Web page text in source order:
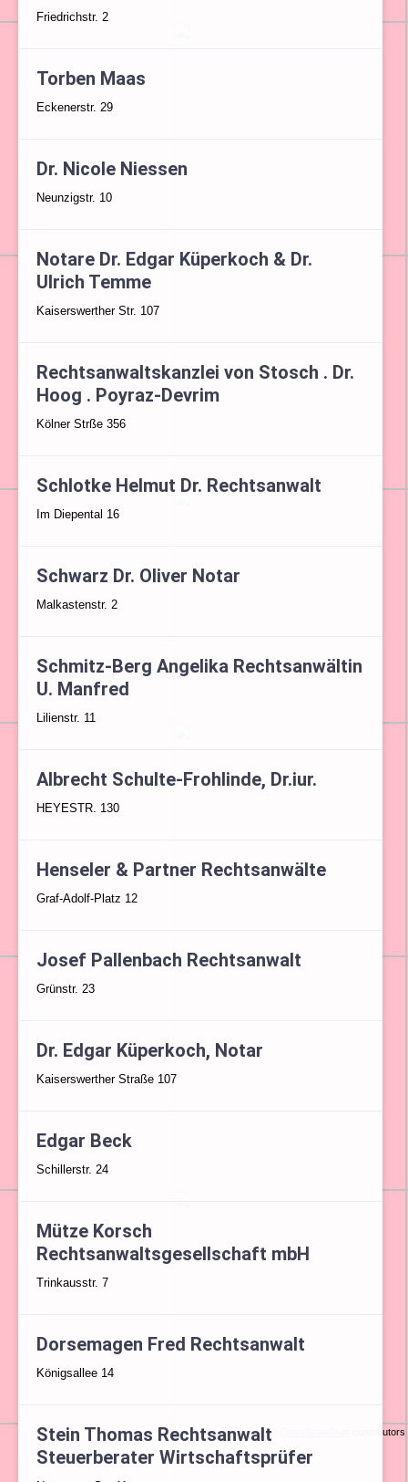
Friedrichstr. 2
Torben Maas
Eckenerstr. 29
Dr. Nicole Niessen
Neunzigstr. 10
Notare Dr. Edgar Küperkoch & Dr.
Ulrich Temme
Kaiserswerther Str. 107
Rechtsanwaltskanzlei von Stosch . Dr.
Hoog . Poyraz-Devrim
Kölner Strße 356
Schlotke Helmut Dr. Rechtsanwalt
Im Diepental 16
Schwarz Dr. Oliver Notar
Malkastenstr. 2
Schmitz-Berg Angelika Rechtsanwältin
U. Manfred
Lilienstr. 11
Albrecht Schulte-Frohlinde, Dr.iur.
HEYESTR. 130
Henseler & Partner Rechtsanwälte
Graf-Adolf-Platz 12
Josef Pallenbach Rechtsanwalt
Grünstr. 23
Dr. Edgar Küperkoch, Notar
Kaiserswerther Straße 107
Edgar Beck
Schillerstr. 24
Mütze Korsch
Rechtsanwaltsgesellschaft mbH
Trinkausstr. 7
Dorsemagen Fred Rechtsanwalt
Königsallee 14
Stein Thomas Rechtsanwalt
Steuerberater Wirtschaftsprüfer
© contributors